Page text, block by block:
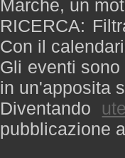
Marche, un
RICERCA:
Con il
Gli eventi
in un'apposita
Diventando
pubblicazione